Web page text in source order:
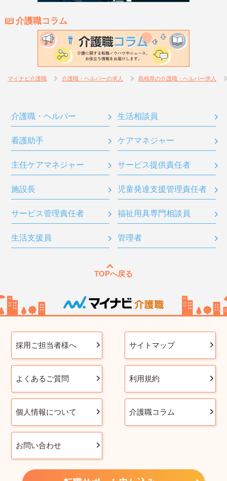
介護職コラム
マイナビ介護職 介護職・ヘルパーの求人 島根県の介護職・ヘルパー求人
介護職・ヘルパー 生活相談員
看護助手 ケアマネジャー
主任ケアマネジャー サービス提供責任者
施設長 児童発達支援管理責任者
サービス管理責任者 福祉用具専門相談員
生活支援員 管理者
TOPへ戻る
採用ご担当者様へ サイトマップ
よくあるご質問 利用規約
個人情報について 介護職コラム
お問い合わせ